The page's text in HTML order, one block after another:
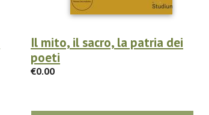
Il mito, il sacro, la patria dei
poeti
€0.00